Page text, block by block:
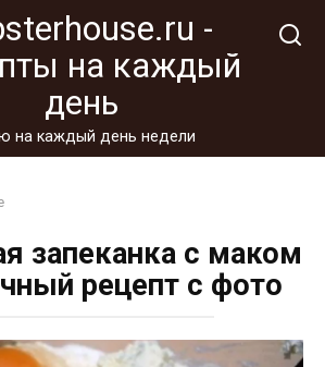
-
на каждый
день
на каждый день недели
запеканка с маком
рецепт с фото